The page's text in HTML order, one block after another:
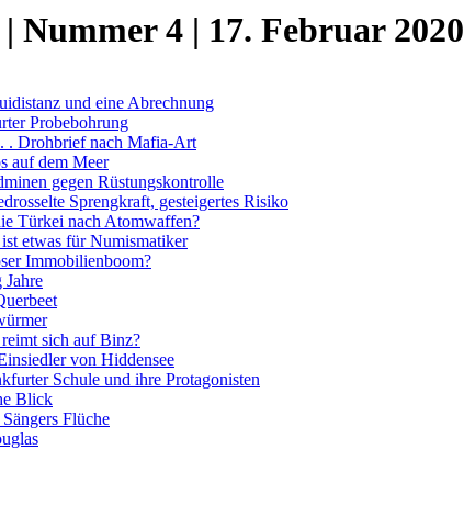
Nummer 4 | 17. Februar 2020
und eine Abrechnung
Probebohrung
. Drohbrief nach Mafia-Art
auf dem Meer
gegen Rüstungskontrolle
Sprengkraft, gesteigertes Risiko
Türkei nach Atomwaffen?
etwas für Numismatiker
Immobilienboom?
sich auf Binz?
von Hiddensee
Schule und ihre Protagonisten
Blick
Flüche